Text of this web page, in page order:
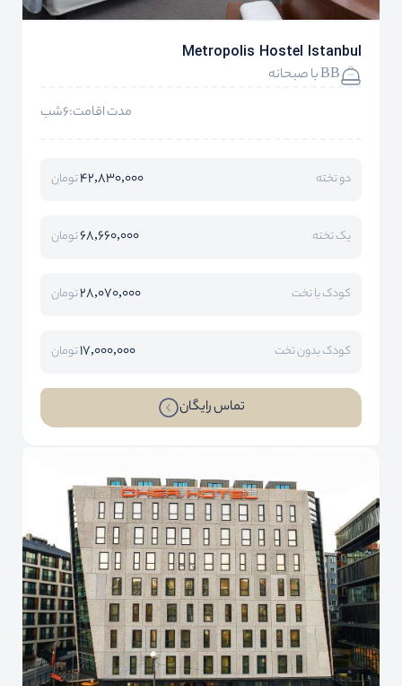
Metropolis Hostel Istanbul
BB با صبحانه
مدت اقامت:6شب
دو تخته 42,830,000تومان
یک تخته 68,660,000تومان
کودک با تخت 28,070,000تومان
کودک بدون تخت 17,000,000تومان
تماس رایگان